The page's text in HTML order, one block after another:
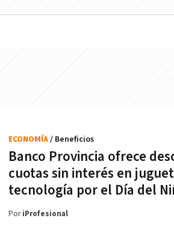
Banco Provincia ofrece
cuotas sin interés en
tecnología por el Día del
ECONOMÍA/ Beneficios
PoriProfesional